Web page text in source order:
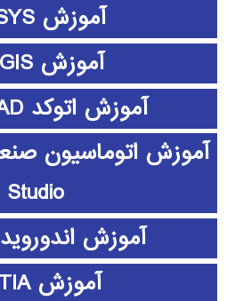
آموزش ANSYS
آموزش ArcGIS
آموزش اتوکد AUTOCAD
Studio
آموزش اندوروید android
آموزش CATIA